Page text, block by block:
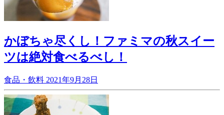
かぼちゃ尽くし！ファミマの秋スイー
ツは絶対食べるべし！
食品・飲料 2021年9月28日